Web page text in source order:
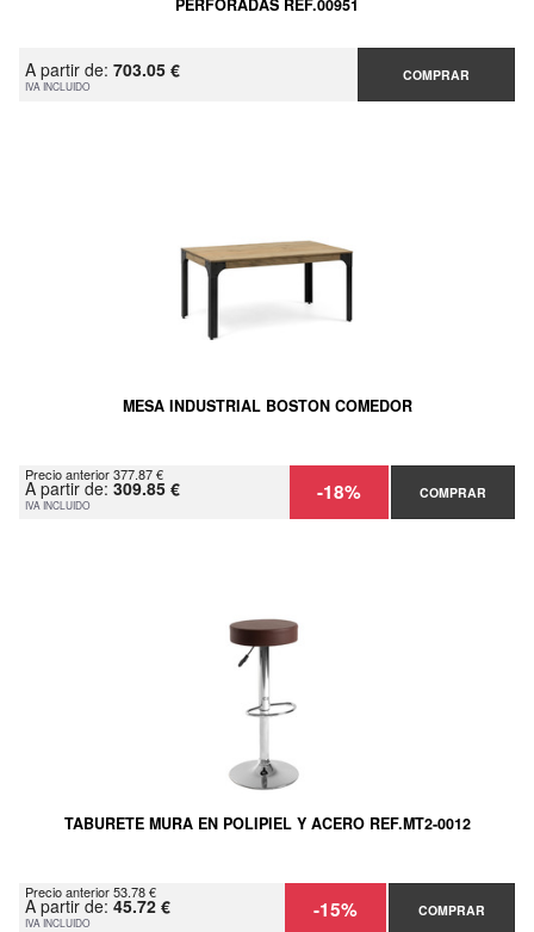
PERFORADAS REF.00951
A partir de: 703.05 €
IVA INCLUIDO
COMPRAR
MESA INDUSTRIAL BOSTON COMEDOR
Precio anterior 377.87 €
A partir de: 309.85 €
IVA INCLUIDO -18% COMPRAR
TABURETE MURA EN POLIPIEL Y ACERO REF.MT2-0012
Precio anterior 53.78 €
A partir de: 45.72 €
IVA INCLUIDO -15% COMPRAR